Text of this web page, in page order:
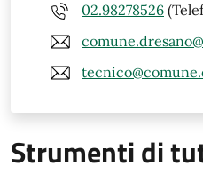
02.98278526
Strumenti di